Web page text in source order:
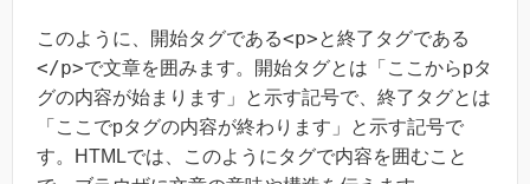
このように、開始タグである<p>と終了タグである
</p>で文章を囲みます。開始タグとは「ここからpタ
グの内容が始まります」と示す記号で、終了タグとは
「ここでpタグの内容が終わります」と示す記号で
す。HTMLでは、このようにタグで内容を囲むこと